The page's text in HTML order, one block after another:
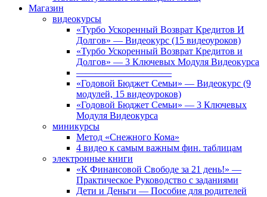
Магазин
видеокурсы
«Турбо Ускоренный Возврат Кредитов И
Долгов» — Видеокурс (15 видеоуроков)
«Турбо Ускоренный Возврат Кредитов и
Долгов» — 3 Ключевых Модуля Видеокурса
——————————
«Годовой Бюджет Семьи» — Видеокурс (9
модулей, 15 видеоуроков)
«Годовой Бюджет Семьи» — 3 Ключевых
Модуля Видеокурса
миникурсы
Метод «Снежного Кома»
4 видео к самым важным фин. таблицам
электронные книги
«К Финансовой Свободе за 21 день!» —
Практическое Руководство с заданиями
Дети и Деньги — Пособие для родителей